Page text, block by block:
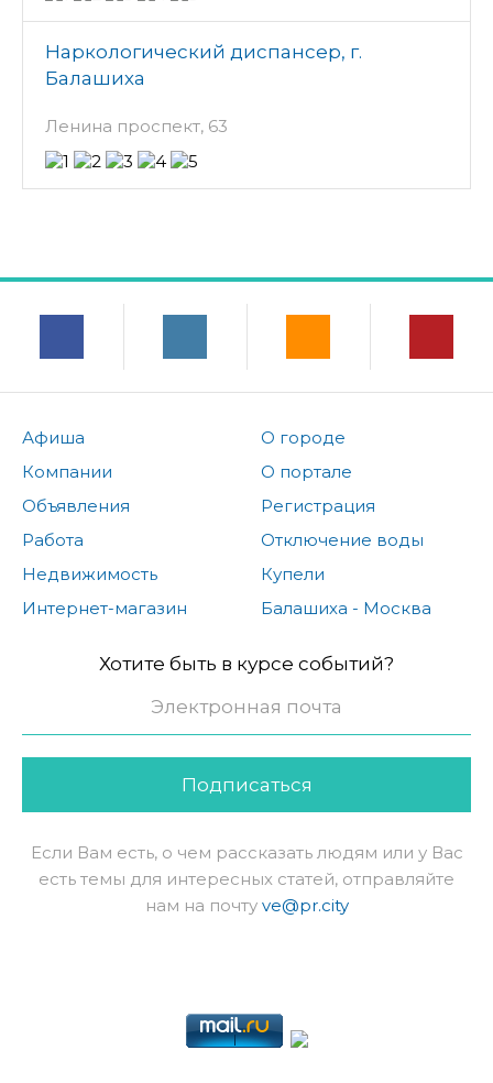
Наркологический диспансер, г.
Балашиха
Ленина проспект, 63
Афиша
Компании
Объявления
Работа
Недвижимость
Интернет-магазин
О городе
О портале
Регистрация
Отключение воды
Купели
Балашиха - Москва
Хотите быть в курсе событий?
Подписаться
Если Вам есть, о чем рассказать людям или у Вас
есть темы для интересных статей, отправляйте
нам на почту ve@pr.city